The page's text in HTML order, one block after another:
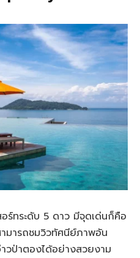
ร์ทระดับ 5 ดาว มีจุดเด่นก็คือ
ามารถชมวิวทัศนีย์ภาพอัน
วป่าตองได้อย่างสวยงาม